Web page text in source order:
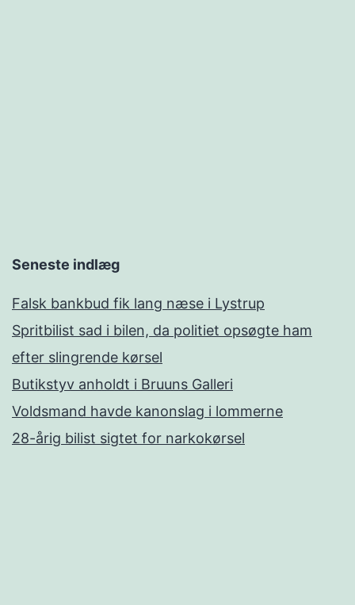
Seneste indlæg
Falsk bankbud fik lang næse i Lystrup
Spritbilist sad i bilen, da politiet opsøgte ham
efter slingrende kørsel
Butikstyv anholdt i Bruuns Galleri
Voldsmand havde kanonslag i lommerne
28-årig bilist sigtet for narkokørsel